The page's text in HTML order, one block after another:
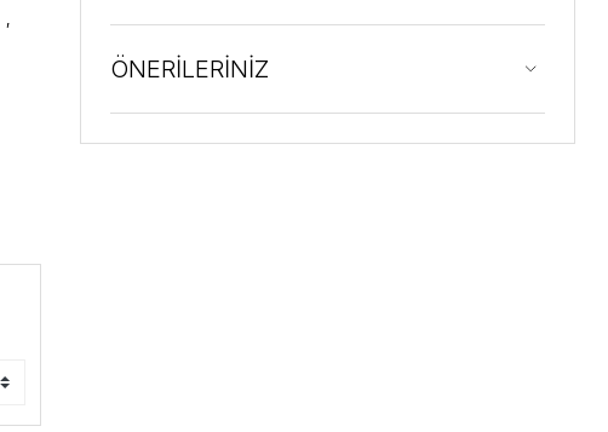
,
ÖNERİLERİNİZ